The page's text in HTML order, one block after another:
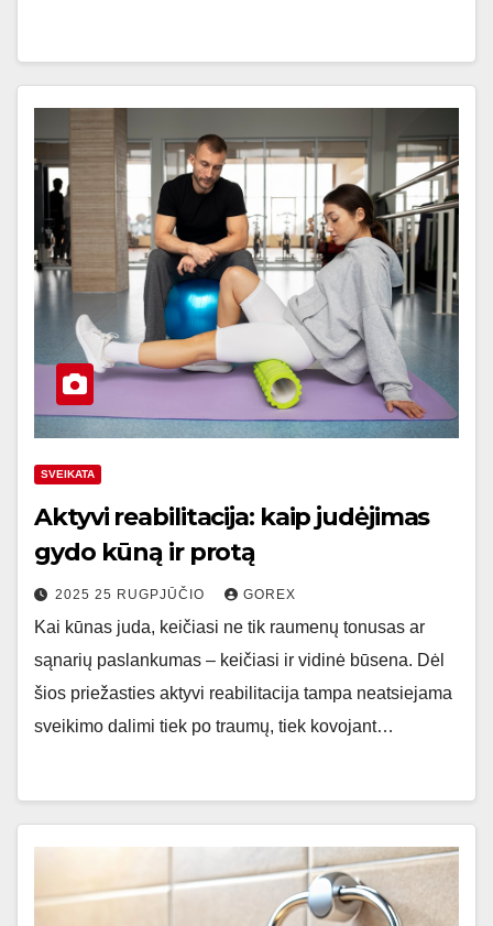
SVEIKATA
Aktyvi reabilitacija: kaip judėjimas
gydo kūną ir protą
2025 25 RUGPJŪČIO GOREX
Kai kūnas juda, keičiasi ne tik raumenų tonusas ar
sąnarių paslankumas – keičiasi ir vidinė būsena. Dėl
šios priežasties aktyvi reabilitacija tampa neatsiejama
sveikimo dalimi tiek po traumų, tiek kovojant…